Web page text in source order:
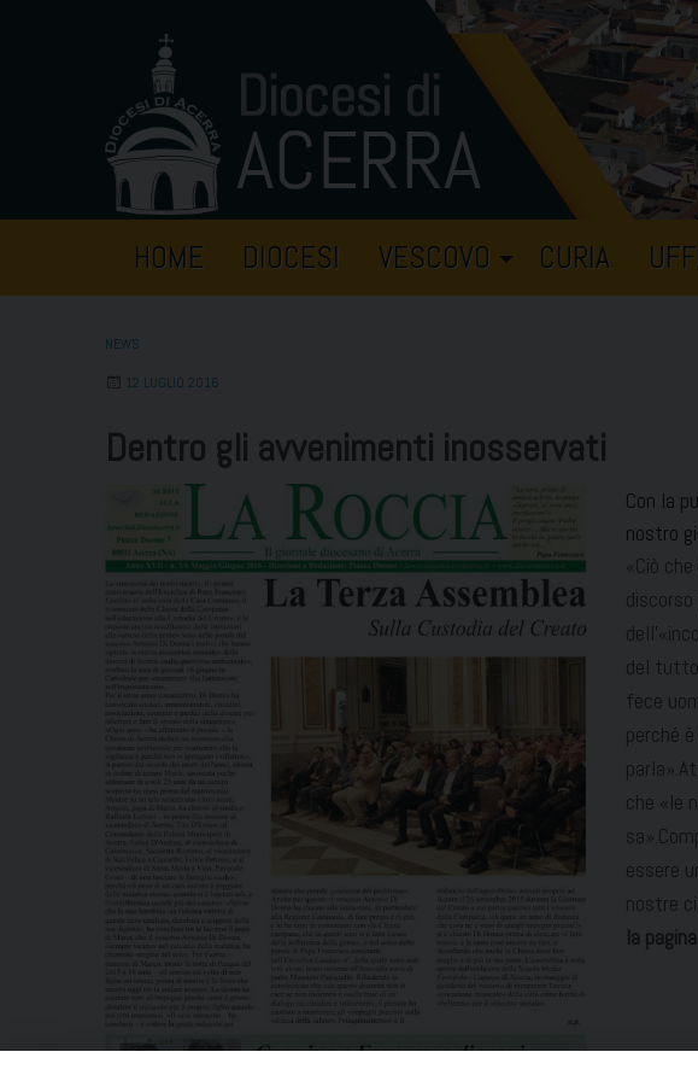
HOME DIOCESI VESCOVO CURIA
NEWS
12 LUGLIO 2016
Dentro gli avvenimenti inosservati
Con la
nostro
«Ciò
del tutto
fece
perché
che «le
essere
nostre
la